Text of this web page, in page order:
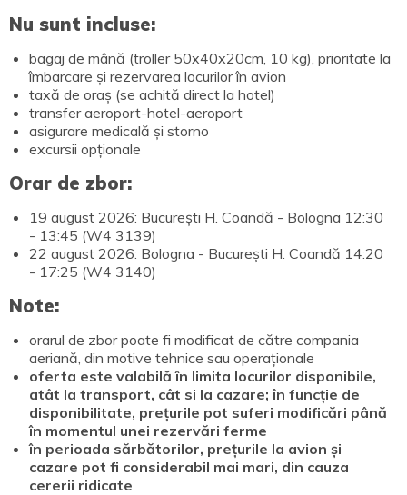
Nu sunt incluse:
bagaj de mână (troller 50x40x20cm, 10 kg), prioritate la
îmbarcare și rezervarea locurilor în avion
taxă de oraș (se achită direct la hotel)
transfer aeroport-hotel-aeroport
asigurare medicală și storno
excursii opționale
Orar de zbor:
19 august 2026: București H. Coandă - Bologna 12:30
- 13:45 (W4 3139)
22 august 2026: Bologna - București H. Coandă 14:20
- 17:25 (W4 3140)
Note:
orarul de zbor poate fi modificat de către compania
aeriană, din motive tehnice sau operaționale
oferta este valabilă în limita locurilor disponibile,
atât la transport, cât si la cazare; în funcție de
disponibilitate, prețurile pot suferi modificări până
în momentul unei rezervări ferme
în perioada sărbătorilor, prețurile la avion și
cazare pot fi considerabil mai mari, din cauza
cererii ridicate